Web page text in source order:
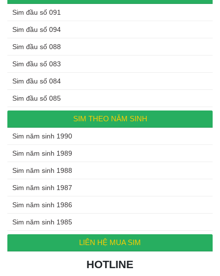
Sim đầu số 091
Sim đầu số 094
Sim đầu số 088
Sim đầu số 083
Sim đầu số 084
Sim đầu số 085
SIM THEO NĂM SINH
Sim năm sinh 1990
Sim năm sinh 1989
Sim năm sinh 1988
Sim năm sinh 1987
Sim năm sinh 1986
Sim năm sinh 1985
LIÊN HỆ MUA SIM
HOTLINE